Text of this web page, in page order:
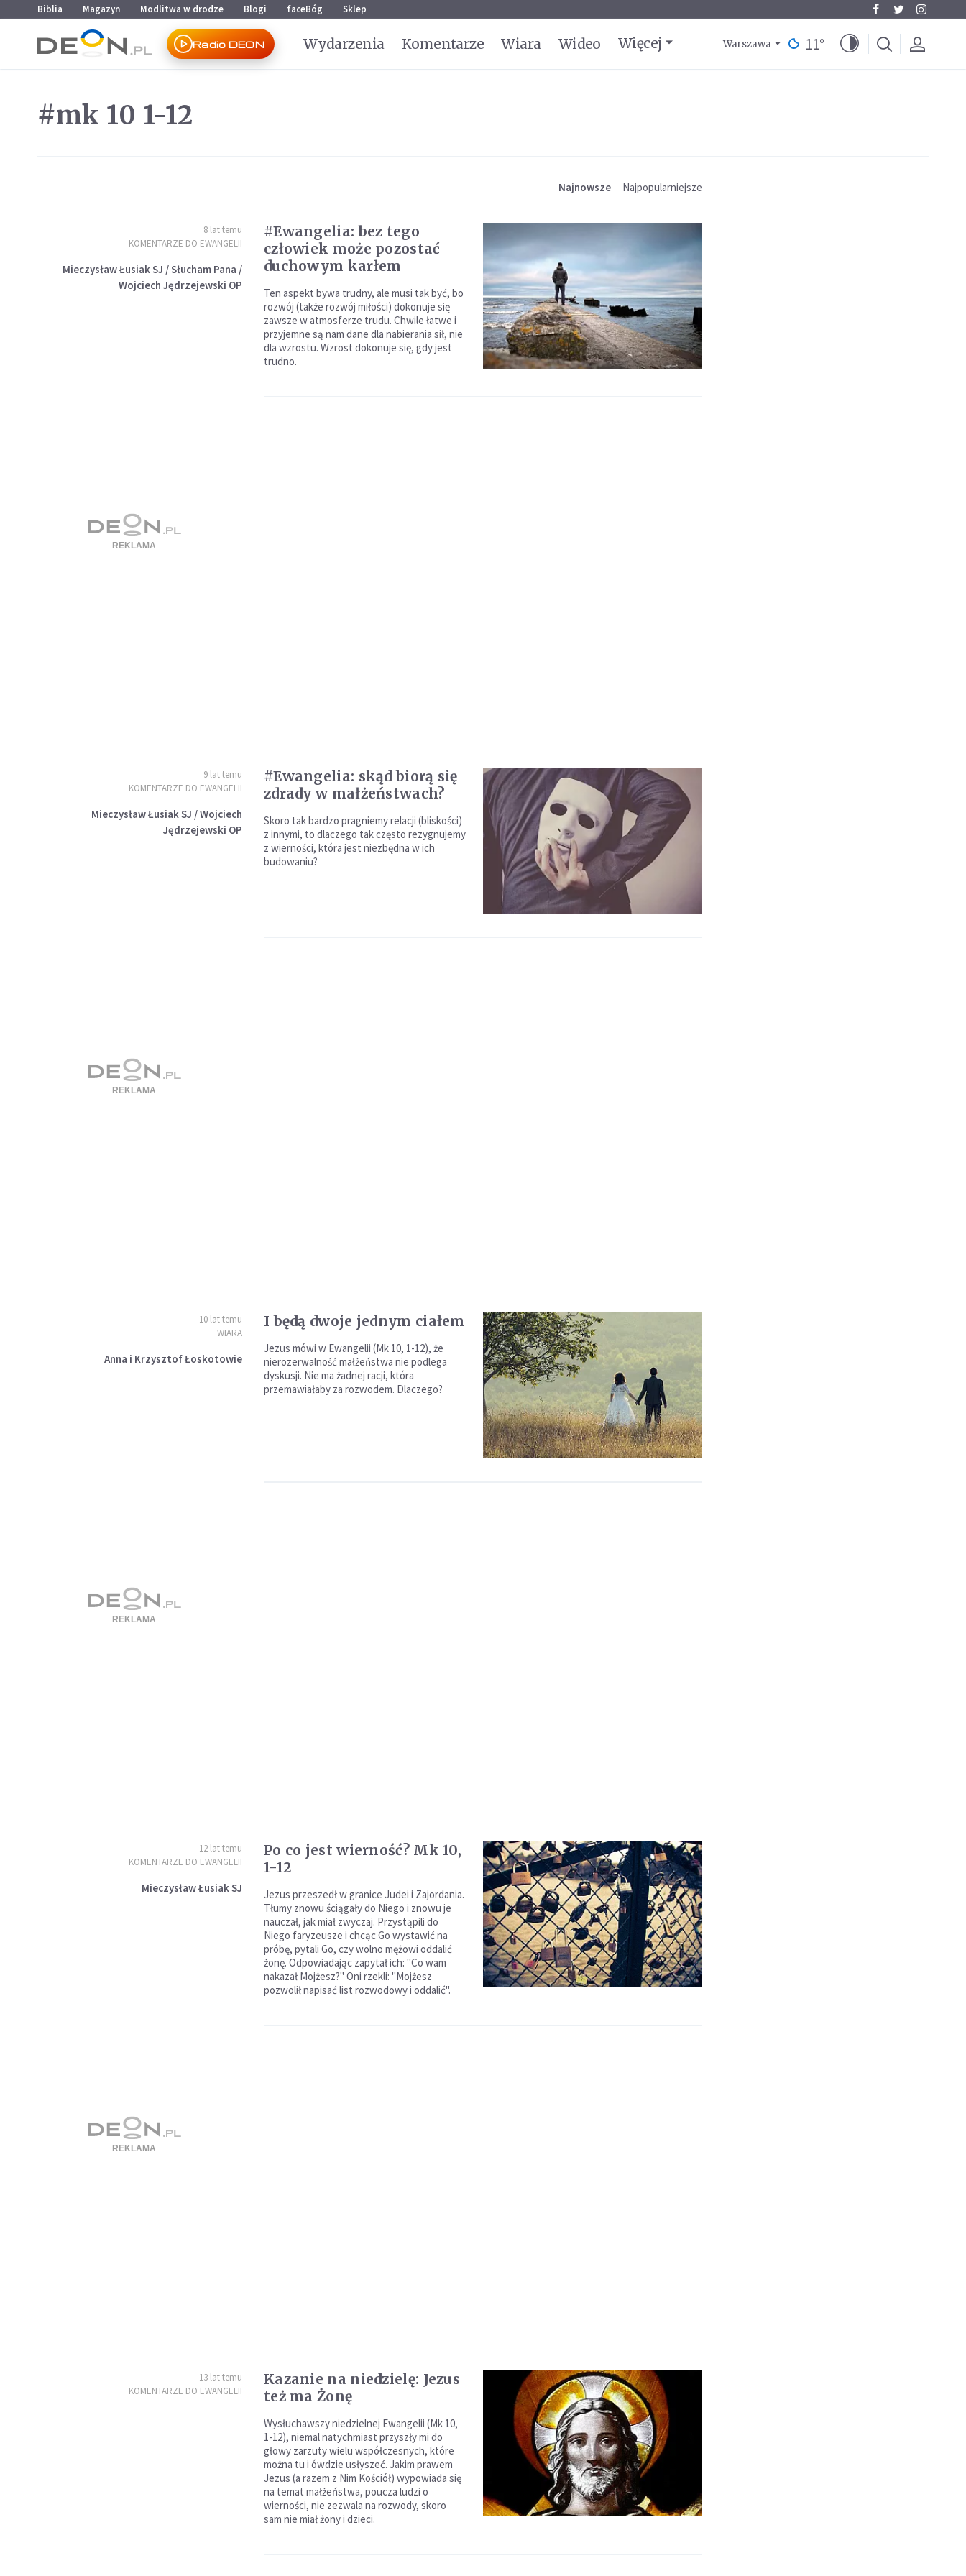
Przejdź do menu głównego
Przejdź do treści
Biblia Magazyn Modlitwa w drodze Blogi faceBóg Sklep
Radio DEON Wydarzenia Komentarze Wiara Wideo Więcej Warszawa 11°
#mk 10 1-12
Najnowsze Najpopularniejsze
8 lat temu
KOMENTARZE DO EWANGELII
Mieczysław Łusiak SJ / Słucham Pana /
Wojciech Jędrzejewski OP
#Ewangelia: bez tego
człowiek może pozostać
duchowym karłem
Ten aspekt bywa trudny, ale musi tak być, bo
rozwój (także rozwój miłości) dokonuje się
zawsze w atmosferze trudu. Chwile łatwe i
przyjemne są nam dane dla nabierania sił, nie
dla wzrostu. Wzrost dokonuje się, gdy jest
trudno.
9 lat temu
KOMENTARZE DO EWANGELII
Mieczysław Łusiak SJ / Wojciech
Jędrzejewski OP
#Ewangelia: skąd biorą się
zdrady w małżeństwach?
Skoro tak bardzo pragniemy relacji (bliskości)
z innymi, to dlaczego tak często rezygnujemy
z wierności, która jest niezbędna w ich
budowaniu?
10 lat temu
WIARA
Anna i Krzysztof Łoskotowie
I będą dwoje jednym ciałem
Jezus mówi w Ewangelii (Mk 10, 1-12), że
nierozerwalność małżeństwa nie podlega
dyskusji. Nie ma żadnej racji, która
przemawiałaby za rozwodem. Dlaczego?
12 lat temu
KOMENTARZE DO EWANGELII
Mieczysław Łusiak SJ
Po co jest wierność? Mk 10,
1-12
Jezus przeszedł w granice Judei i Zajordania.
Tłumy znowu ściągały do Niego i znowu je
nauczał, jak miał zwyczaj. Przystąpili do
Niego faryzeusze i chcąc Go wystawić na
próbę, pytali Go, czy wolno mężowi oddalić
żonę. Odpowiadając zapytał ich: "Co wam
nakazał Mojżesz?" Oni rzekli: "Mojżesz
pozwolił napisać list rozwodowy i oddalić".
13 lat temu
KOMENTARZE DO EWANGELII
Kazanie na niedzielę: Jezus
też ma Żonę
Wysłuchawszy niedzielnej Ewangelii (Mk 10,
1-12), niemal natychmiast przyszły mi do
głowy zarzuty wielu współczesnych, które
można tu i ówdzie usłyszeć. Jakim prawem
Jezus (a razem z Nim Kościół) wypowiada się
na temat małżeństwa, poucza ludzi o
wierności, nie zezwala na rozwody, skoro
sam nie miał żony i dzieci.